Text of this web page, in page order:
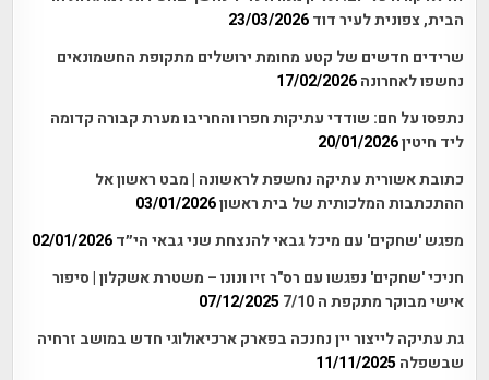
הבית, צפונית לעיר דוד 23/03/2026
שרידים חדשים של קטע מחומת ירושלים מתקופת החשמונאים
נחשפו לאחרונה 17/02/2026
נתפסו על חם: שודדי עתיקות חפרו והחריבו מערת קבורה קדומה
ליד חיטין20/01/2026
כתובת אשורית עתיקה נחשפת לראשונה | מבט ראשון אל
ההתכתבות המלכותית של בית ראשון03/01/2026
מפגש 'שחקים' עם מיכל גבאי להנצחת שני גבאי הי״ד 02/01/2026
חניכי 'שחקים' נפגשו עם רס"ר זיו ונונו – משטרת אשקלון | סיפור
אישי מבוקר מתקפת ה 7/10
07/12/2025
גת עתיקה לייצור יין נחנכה בפארק ארכיאולוגי חדש במושב זרחיה
שבשפלה 11/11/2025